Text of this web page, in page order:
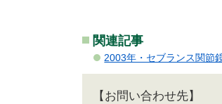
関連記事
2003年・セブランス関節
【お問い合わせ先】